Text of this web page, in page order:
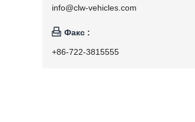
info@clw-vehicles.com
 Факс :
+86-722-3815555